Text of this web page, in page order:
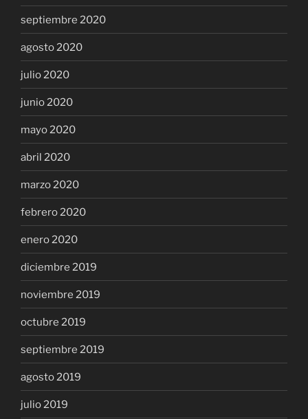
septiembre 2020
agosto 2020
julio 2020
junio 2020
mayo 2020
abril 2020
marzo 2020
febrero 2020
enero 2020
diciembre 2019
noviembre 2019
octubre 2019
septiembre 2019
agosto 2019
julio 2019